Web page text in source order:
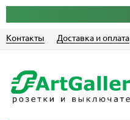
Контакты Доставка и оплата